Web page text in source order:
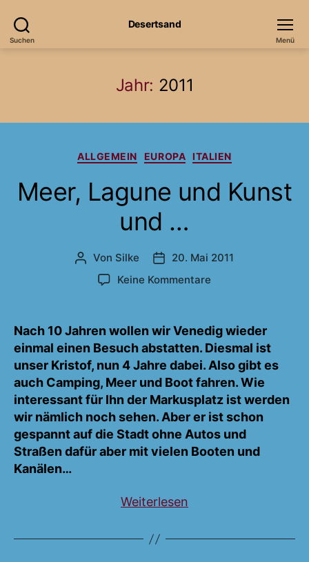
Suchen
Desertsand
Menü
Jahr: 2011
Kategorien
ALLGEMEIN EUROPA ITALIEN
Meer, Lagune und Kunst
und …
Beitragsautor
Von Silke Veröffentlichungsdatum
20. Mai 2011
Keine Kommentare
und
Kunst
und
…
Nach 10 Jahren wollen wir Venedig wieder
einmal einen Besuch abstatten. Diesmal ist
unser Kristof, nun 4 Jahre dabei. Also gibt es
auch Camping, Meer und Boot fahren. Wie
interessant für Ihn der Markusplatz ist werden
wir nämlich noch sehen. Aber er ist schon
gespannt auf die Stadt ohne Autos und
Straßen dafür aber mit vielen Booten und
Kanälen…
Weiterlesen
und